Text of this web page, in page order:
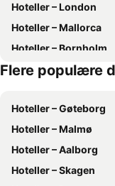
Hoteller – London
Hoteller – Mallorca
Hoteller – Bornholm
Hoteller – Antalya
Flere populære
Hoteller – Gøteborg
Hoteller – Malmø
Hoteller – Aalborg
Hoteller – Skagen